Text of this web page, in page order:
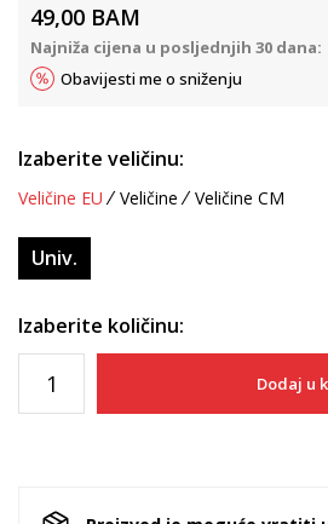
49,00 BAM
Najniža cijena u posljednjih 30 dana:
Obavijesti me o sniženju
Izaberite veličinu:
Veličine EU Veličine Veličine CM
Univ.
Izaberite količinu:
Dodaj u